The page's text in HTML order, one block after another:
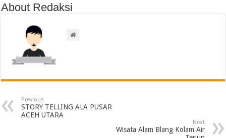
About Redaksi
Previous
STORY TELLING ALA PUSAR
ACEH UTARA
Next
Wisata Alam Blang Kolam Air